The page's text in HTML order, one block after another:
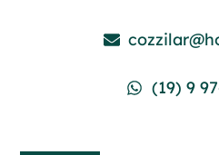
(19) 9